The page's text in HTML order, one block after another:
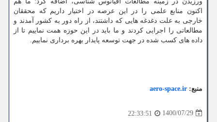
اکنون منابع علمی را در این عرصه در اختیار داریم که محققان
خارجی به علت دغدغه هایی که داشتند، از راه دور به کشور آمدند و
مطالعاتی را اجرایی کردند و ما باید در این حوزه همت نماییم تا از
داده های کسب شده در جهت توسعه پایدار بهره برداری نماییم.
منبع: aero-space.ir
1400/07/29
22:33:51